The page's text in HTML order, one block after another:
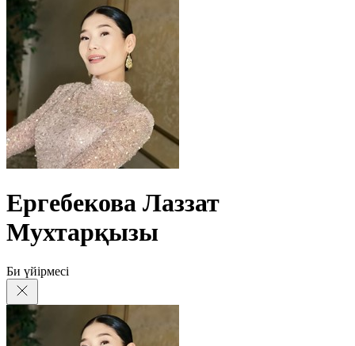
Ергебекова Лаззат
Мухтарқызы
Би үйірмесі